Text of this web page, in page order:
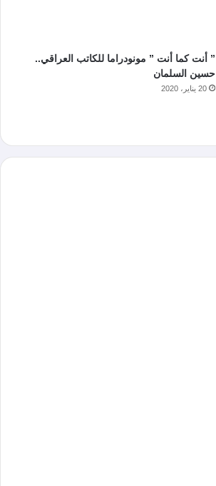
” أنت كما أنت ” مونودراما للكاتب العراقي..
حسين السلمان
20 يناير، 2020